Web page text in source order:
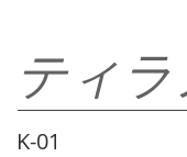
ティ
K-01